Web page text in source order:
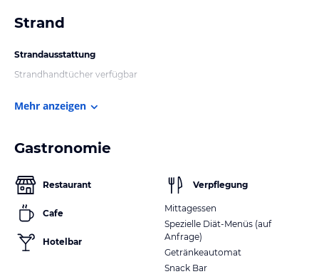
Strand
Strandausstattung
Strandhandtücher verfügbar
Mehr anzeigen
Gastronomie
Restaurant
Cafe
Hotelbar
Verpflegung
Mittagessen
Spezielle Diät-Menüs (auf
Anfrage)
Getränkeautomat
Snack Bar